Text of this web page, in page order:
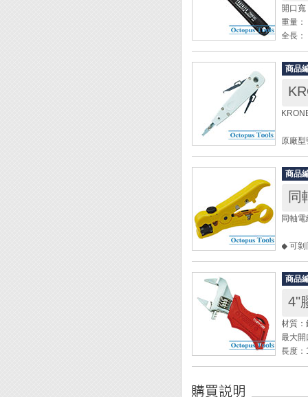
開口
重量
全長
◆ 先端
◆ 防
◆ 適
2.
商品
原廠
長度
規格
商品
同
同軸
◆ 可剝
◆ 可剝
◆ 適用
◆ 使用
全長
規格
商品
4"
材質
最大
長度
重量